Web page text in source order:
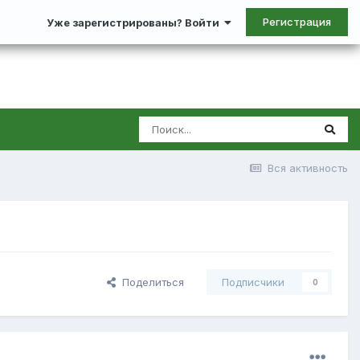
Уже зарегистрированы? Войти Регистрация
Вся активность
Поделиться Подписчики 0